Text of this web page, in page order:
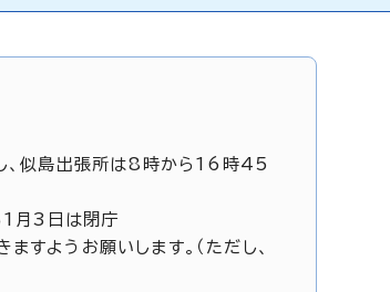
似島出張所は8時から16時45
1月3日は閉庁
すようお願いします。（ただし、